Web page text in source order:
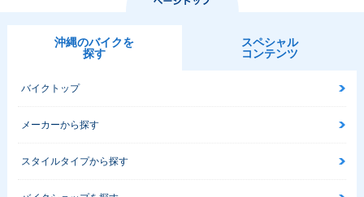
沖縄のバイクを
探す
スペシャル
コンテンツ
バイクトップ
メーカーから探す
スタイルタイプから探す